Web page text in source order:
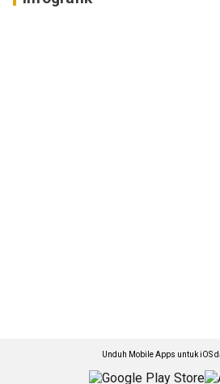
Unduh Mobile Apps untuk iOS